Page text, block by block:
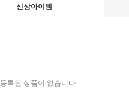
신상아이템
등록된 상품이 없습니다.